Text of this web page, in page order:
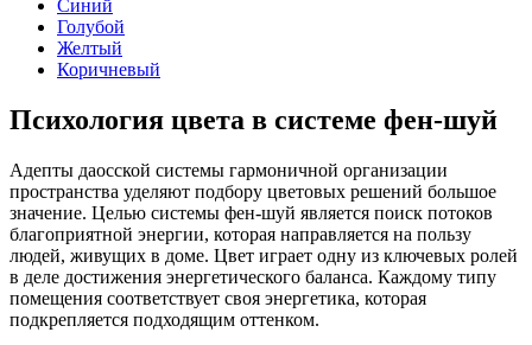
Синий
Голубой
Желтый
Коричневый
Психология цвета в системе фен-шуй
Адепты даосской системы гармоничной организации
пространства уделяют подбору цветовых решений большое
значение. Целью системы фен-шуй является поиск потоков
благоприятной энергии, которая направляется на пользу
людей, живущих в доме. Цвет играет одну из ключевых ролей
в деле достижения энергетического баланса. Каждому типу
помещения соответствует своя энергетика, которая
подкрепляется подходящим оттенком.